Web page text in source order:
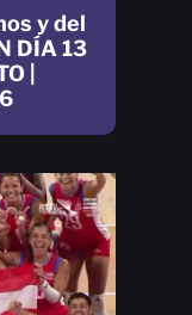
y del
DÍA 13
|